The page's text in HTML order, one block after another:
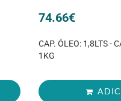
74.66€
CAP. ÓLEO: 1,8LTS -
1KG